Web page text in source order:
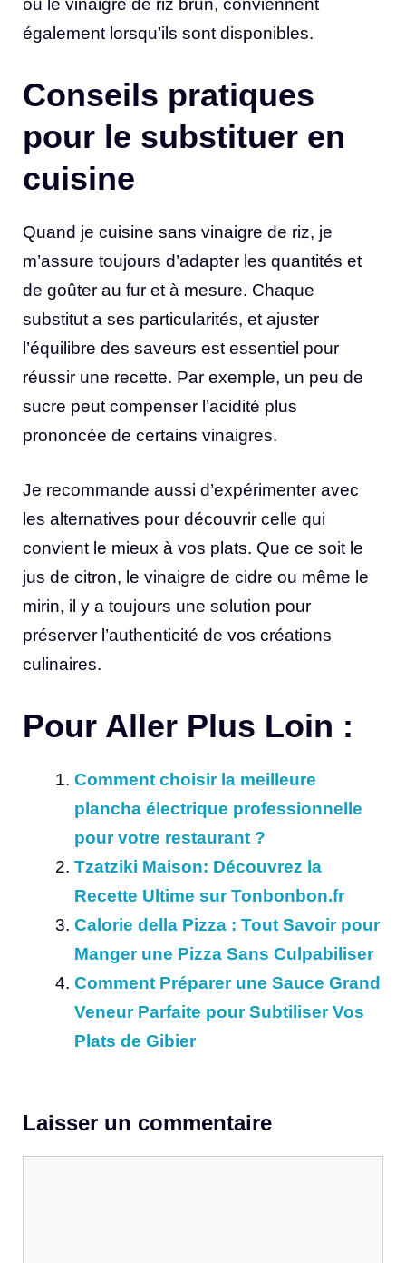
ou le vinaigre de riz brun, conviennent
également lorsqu’ils sont disponibles.
Conseils pratiques
pour le substituer en
cuisine
Quand je cuisine sans vinaigre de riz, je
m’assure toujours d’adapter les quantités et
de goûter au fur et à mesure. Chaque
substitut a ses particularités, et ajuster
l’équilibre des saveurs est essentiel pour
réussir une recette. Par exemple, un peu de
sucre peut compenser l’acidité plus
prononcée de certains vinaigres.
Je recommande aussi d’expérimenter avec
les alternatives pour découvrir celle qui
convient le mieux à vos plats. Que ce soit le
jus de citron, le vinaigre de cidre ou même le
mirin, il y a toujours une solution pour
préserver l’authenticité de vos créations
culinaires.
Pour Aller Plus Loin :
Comment choisir la meilleure
plancha électrique professionnelle
pour votre restaurant ?
Tzatziki Maison: Découvrez la
Recette Ultime sur Tonbonbon.fr
Calorie della Pizza : Tout Savoir pour
Manger une Pizza Sans Culpabiliser
Comment Préparer une Sauce Grand
Veneur Parfaite pour Subtiliser Vos
Plats de Gibier
Laisser un commentaire